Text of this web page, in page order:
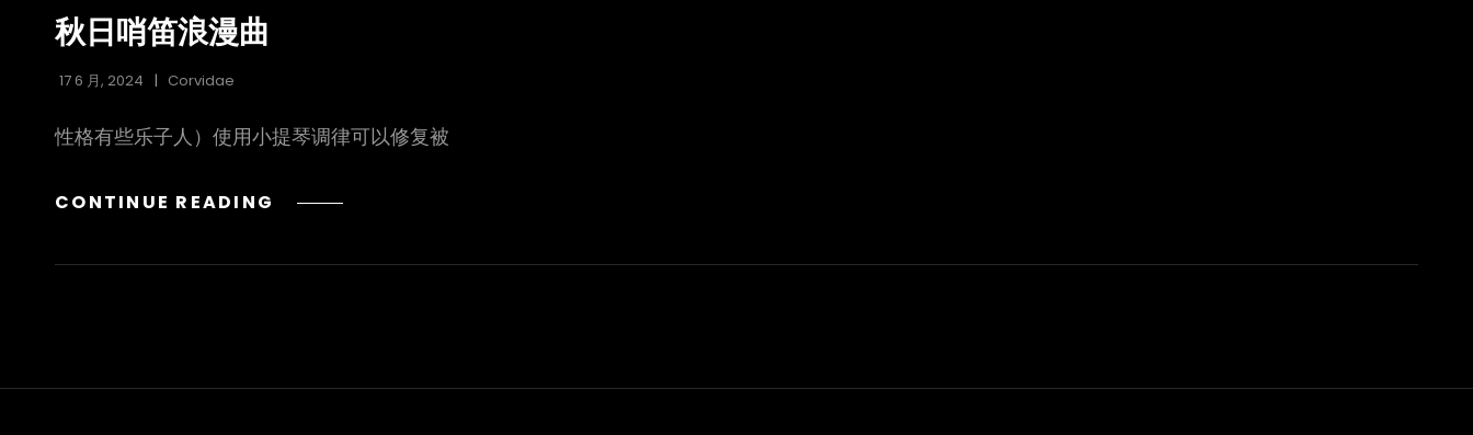
秋日哨笛浪漫曲
17 6 月, 2024 Corvidae
性格有些乐子人）使用小提琴调律可以修复被
CONTINUE READING